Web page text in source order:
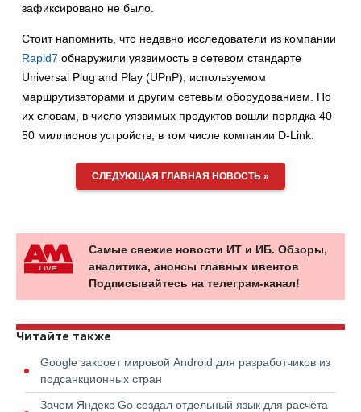
зафиксировано не было.
Стоит напомнить, что недавно исследователи из компании
Rapid7 обнаружили уязвимость в сетевом стандарте
Universal Plug and Play (UPnP), используемом
маршрутизаторами и другим сетевым оборудованием. По
их словам, в число уязвимых продуктов вошли порядка 40-
50 миллионов устройств, в том числе компании D-Link.
СЛЕДУЮЩАЯ ГЛАВНАЯ НОВОСТЬ »
Самые свежие новости ИТ и ИБ. Обзоры,
аналитика, анонсы главных ивентов
Подписывайтесь на телеграм-канал!
Читайте также
Google закроет мировой Android для разработчиков из
подсанкционных стран
Зачем Яндекс Go создал отдельный язык для расчёта